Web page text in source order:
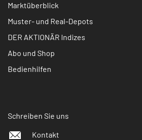
Marktüberblick
Muster- und Real-Depots
DER AKTIONÄR Indizes
Abo und Shop
Bedienhilfen
Schreiben Sie uns
Kontakt